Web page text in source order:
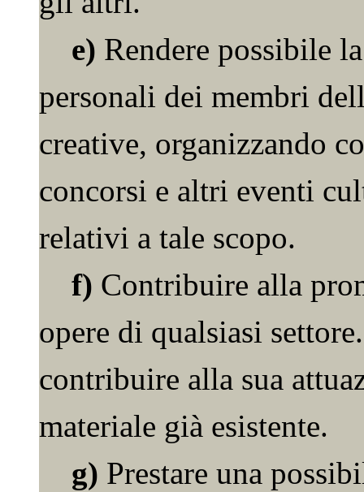
e) Rendere possibile
personali dei membri
creative, organizzando
concorsi e altri eventi
relativi a tale scopo.
f) Contribuire alla
opere di qualsiasi
contribuire alla sua
materiale già esistente.
g) Prestare una